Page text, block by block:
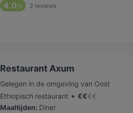
4.0/6 2 reviews
Restaurant Axum
Gelegen in de omgeving van Oost
Ethiopisch restaurant • €€€€
Maaltijden: Diner